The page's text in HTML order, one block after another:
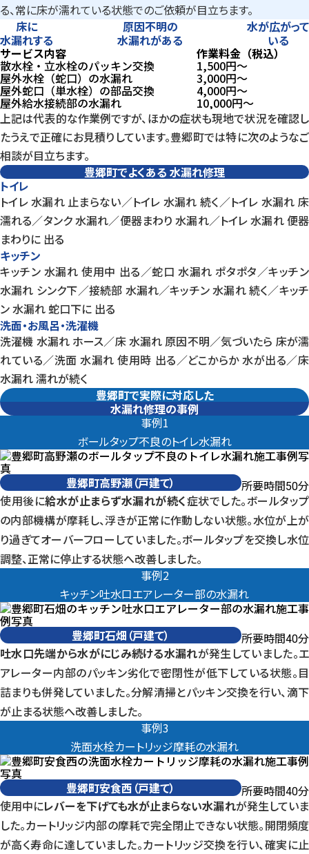
る、常に床が濡れている状態でのご依頼が目立ちます。
床に
水漏れする
原因不明の
水漏れがある
水が広がって
いる
サービス内容 作業料金（税込）
散水栓・立水栓のパッキン交換 1,500円〜
屋外水栓（蛇口）の水漏れ 3,000円〜
屋外蛇口（単水栓）の部品交換 4,000円〜
屋外給水接続部の水漏れ 10,000円〜
上記は代表的な作業例ですが、ほかの症状も現地で状況を確認し
たうえで正確にお見積りしています。豊郷町では特に次のようなご
相談が目立ちます。
豊郷町でよくある 水漏れ修理
トイレ
トイレ 水漏れ 止まらない／トイレ 水漏れ 続く／トイレ 水漏れ 床
濡れる／タンク 水漏れ／便器まわり 水漏れ／トイレ 水漏れ 便器
まわりに 出る
キッチン
キッチン 水漏れ 使用中 出る／蛇口 水漏れ ポタポタ／キッチン
水漏れ シンク下／接続部 水漏れ／キッチン 水漏れ 続く／キッチ
ン 水漏れ 蛇口下に 出る
洗面・お風呂・洗濯機
洗濯機 水漏れ ホース／床 水漏れ 原因不明／気づいたら 床が濡
れている／洗面 水漏れ 使用時 出る／どこからか 水が出る／床
水漏れ 濡れが続く
豊郷町で実際に対応した
水漏れ修理の事例
豊郷町高野瀬（戸建て） 事例1ボールタップ不良のトイレ水漏れ
事例1
ボールタップ不良のトイレ水漏れ
豊郷町高野瀬（戸建て） 所要時間50分
使用後に給水が止まらず水漏れが続く症状でした。ボールタップ
の内部機構が摩耗し、浮きが正常に作動しない状態。水位が上が
り過ぎてオーバーフローしていました。ボールタップを交換し水位
調整、正常に停止する状態へ改善しました。
豊郷町石畑（戸建て） 事例2キッチン吐水口エアレーター部の水漏れ
事例2
キッチン吐水口エアレーター部の水漏れ
豊郷町石畑（戸建て） 所要時間40分
吐水口先端から水がにじみ続ける水漏れが発生していました。エ
アレーター内部のパッキン劣化で密閉性が低下している状態。目
詰まりも併発していました。分解清掃とパッキン交換を行い、滴下
が止まる状態へ改善しました。
豊郷町安食西（戸建て） 事例3洗面水栓カートリッジ摩耗の水漏れ
事例3
洗面水栓カートリッジ摩耗の水漏れ
豊郷町安食西（戸建て） 所要時間40分
使用中にレバーを下げても水が止まらない水漏れが発生していま
した。カートリッジ内部の摩耗で完全閉止できない状態。開閉頻度
が高く寿命に達していました。カートリッジ交換を行い、確実に止